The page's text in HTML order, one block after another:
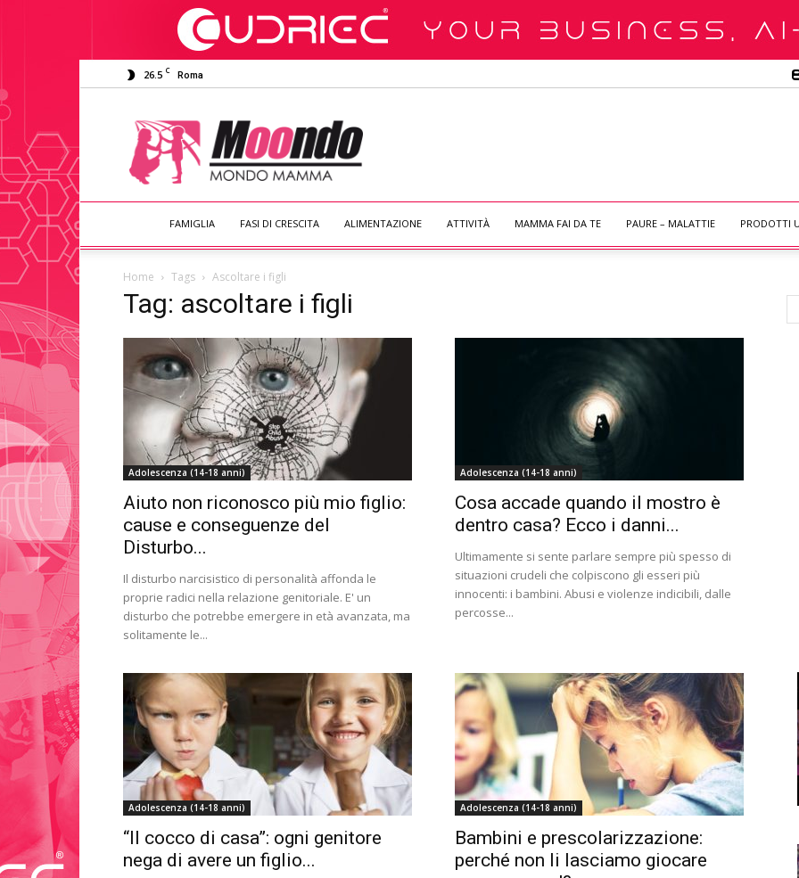
26.5 C Roma
Moondo
Mamma
FAMIGLIA FASI DI CRESCITA ALIMENTAZIONE ATTIVITÀ MAMMA FAI DA TE PAURE – MALATTIE PRODOTTI
Home Tags Ascoltare i figli
Tag: ascoltare i figli
Adolescenza (14-18 anni)
Aiuto non riconosco più mio figlio:
cause e conseguenze del
Disturbo...
Il disturbo narcisistico di personalità affonda le
proprie radici nella relazione genitoriale. E' un
disturbo che potrebbe emergere in età avanzata, ma
solitamente le...
Adolescenza (14-18 anni)
Cosa accade quando il mostro è
dentro casa? Ecco i danni...
Ultimamente si sente parlare sempre più spesso di
situazioni crudeli che colpiscono gli esseri più
innocenti: i bambini. Abusi e violenze indicibili, dalle
percosse...
Adolescenza (14-18 anni)
“Il cocco di casa”: ogni genitore
nega di avere un figlio...
Adolescenza (14-18 anni)
Bambini e prescolarizzazione:
perché non li lasciamo giocare